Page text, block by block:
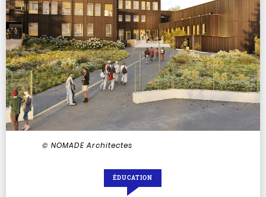
© NOMADE Architectes
ÉDUCATION